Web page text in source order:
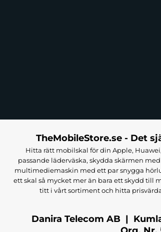
TheMobileStore.se - Det
Hitta rätt mobilskal för din Apple,
passande läderväska, skydda skärmen
multimediemaskin med ett par snygga
ett skal så mycket mer än bara ett skydd till
titt i vårt sortiment och hitta
Danira Telecom AB |